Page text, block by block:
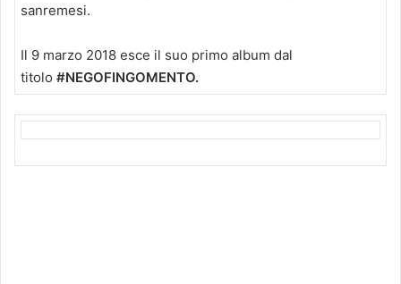
sanremesi.
Il 9 marzo 2018 esce il suo primo album dal
titolo #NEGOFINGOMENTO.